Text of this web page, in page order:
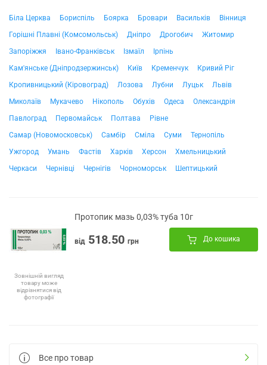
Біла Церква Бориспіль Боярка Бровари Васильків
Вінниця
Горішні Плавні (Комсомольськ)
Дніпро Дрогобич
Житомир
Запоріжжя
Івано-Франківськ Ізмаїл
Ірпінь
Кам'янське (Дніпродзержинськ)
Київ Кременчук
Кривий Ріг
Кропивницький (Кіровоград)
Лозова Лубни Луцьк
Львів
Миколаїв
Мукачево Нікополь Обухів Одеса
Олександрія
Павлоград
Первомайськ Полтава
Рівне
Самар (Новомосковськ)
Самбір Сміла Суми
Тернопіль
Ужгород
Умань Фастів Харків Херсон
Хмельницький
Черкаси
Чернівці Чернігів Чорноморськ Шептицький
Зовнішній вигляд
товару може
відрізнятися від
фотографії
Протопик мазь 0,03% туба 10г
від 518.50 грн До кошика
Все про товар